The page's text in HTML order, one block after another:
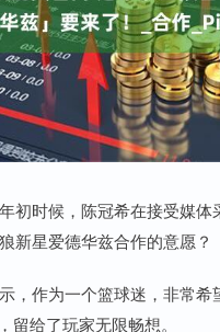
初时候，陈冠希在接受媒体
新星爱德华兹合作的意愿？
，作为一个篮球迷，非常希
留给了玩家无限畅想。